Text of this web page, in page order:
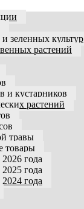
зеленных культур
растений
и кустарников
растений
травы
товары
года
года
года